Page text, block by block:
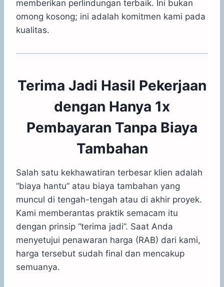
memberikan perlindungan terbaik. Ini bukan
omong kosong; ini adalah komitmen kami pada
kualitas.
Terima Jadi Hasil Pekerjaan
dengan Hanya 1x
Pembayaran Tanpa Biaya
Tambahan
Salah satu kekhawatiran terbesar klien adalah
“biaya hantu” atau biaya tambahan yang
muncul di tengah-tengah atau di akhir proyek.
Kami memberantas praktik semacam itu
dengan prinsip “terima jadi”. Saat Anda
menyetujui penawaran harga (RAB) dari kami,
harga tersebut sudah final dan mencakup
semuanya.